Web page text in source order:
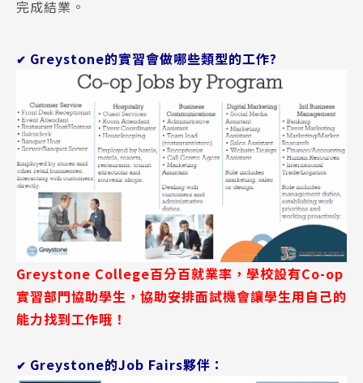
完成結業。
✔ Greystone的實習會做哪些類型的工作?
Greystone College百分百就業率，學校設有Co-op
實習部門協助學生，協助安排面試機會讓學生用自己的
能力找到工作哦！
✔ Greystone的Job Fairs夥伴：